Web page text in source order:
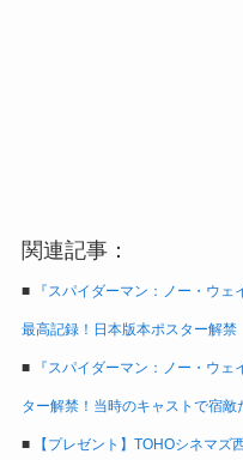
関連記事：
■ 『スパイダーマン：ノー・ウ
最高記録！日本版本ポスター解禁
■ 『スパイダーマン：ノー・ウ
ター解禁！当時のキャストで宿敵
■ 【プレゼント】TOHOシネマ